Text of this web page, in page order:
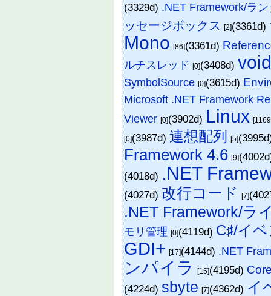
(3329d) .NET Framework/ラ
ッセージボックス [2](3361d)
Mono [86](3361d)
ルチスレッド [0](3408d)
SymbolSource [0](3615d)
Microsoft .NET Framework
Viewer [0](3902d) Linux
[0](3987d)連想配列 [5]
Framework 4.6 [9]
(4018d) .NET
(4027d) 改行コード [7]
.NET Framework/ラ
モリ管理 [0](4119d) C♯/イ
GDI+ [17](4144d) .NET
ンパイラ [15](4195d)
(4224d) sbyte [7](4362d) イ